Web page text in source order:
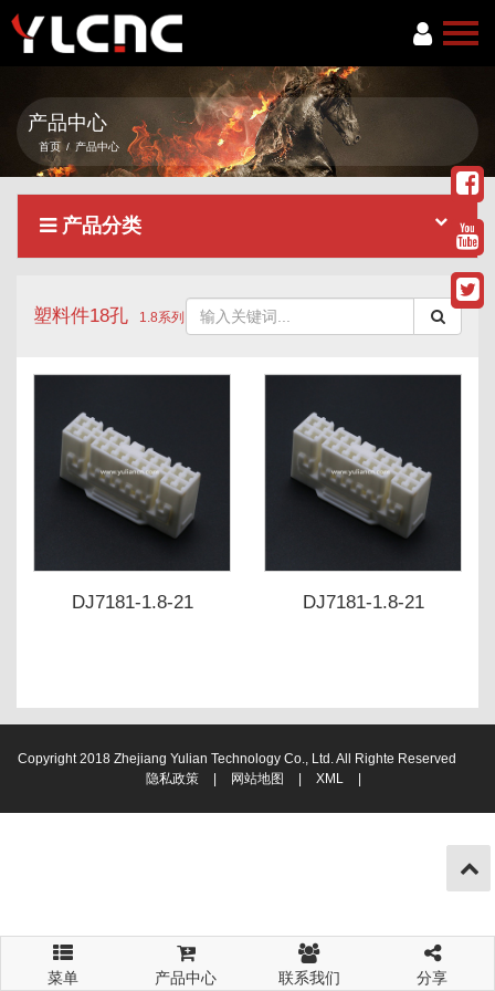
首页
关于我们
产品中心
新闻资讯
联系我们
产品中心
首页 / 产品中心
产品分类
塑料件18孔 1.8系列
DJ7181-1.8-21 DJ7181-1.8-21
Copyright 2018 Zhejiang Yulian Technology Co., Ltd. All Righte Reserved
隐私政策
网站地图 XML
菜单 产品中心 联系我们 分享